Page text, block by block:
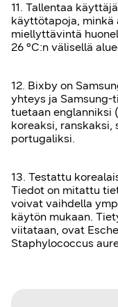
11. Tallentaa
käyttötapoja, minkä
miellyttävintä
26 °C:n välisellä
12. Bixby on
yhteys ja Samsung-
tuetaan englanniksi
koreaksi, ranskaksi,
portugaliksi.
13. Testattu
Tiedot on mitattu
voivat vaihdella
käytön mukaan.
viitataan, ovat
Staphylococcus